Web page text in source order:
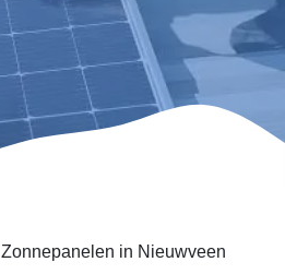
Zonnepanelen in Nieuwveen